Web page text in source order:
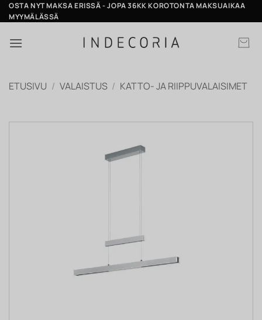
Skip
to
OSTA NYT MAKSA ERISSÄ - JOPA 36KK KOROTONTA MAKSUAIKAA
MYYMÄLÄSSÄ
ETUSIVU / VALAISTUS / KATTO- JA RIIPPUVALAISIMET